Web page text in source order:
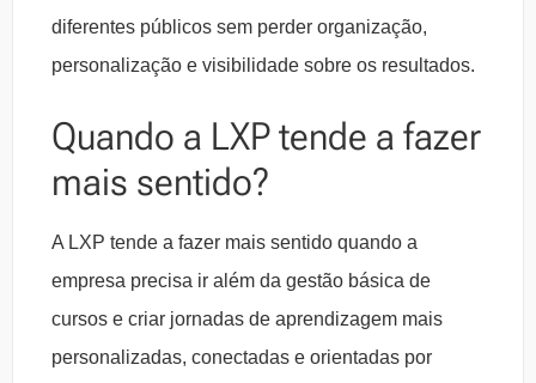
diferentes públicos sem perder organização,
personalização e visibilidade sobre os resultados.
Quando a LXP tende a fazer
mais sentido?
A LXP tende a fazer mais sentido quando a
empresa precisa ir além da gestão básica de
cursos e criar jornadas de aprendizagem mais
personalizadas, conectadas e orientadas por